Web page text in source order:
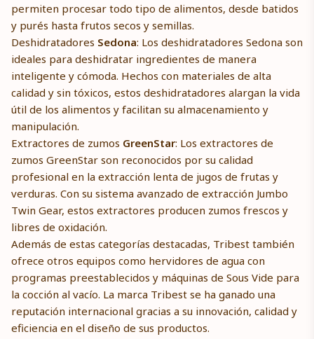
permiten procesar todo tipo de alimentos, desde batidos
y purés hasta frutos secos y semillas.
Deshidratadores Sedona: Los deshidratadores Sedona son
ideales para deshidratar ingredientes de manera
inteligente y cómoda. Hechos con materiales de alta
calidad y sin tóxicos, estos deshidratadores alargan la vida
útil de los alimentos y facilitan su almacenamiento y
manipulación.
Extractores de zumos GreenStar: Los extractores de
zumos GreenStar son reconocidos por su calidad
profesional en la extracción lenta de jugos de frutas y
verduras. Con su sistema avanzado de extracción Jumbo
Twin Gear, estos extractores producen zumos frescos y
libres de oxidación.
Además de estas categorías destacadas, Tribest también
ofrece otros equipos como hervidores de agua con
programas preestablecidos y máquinas de Sous Vide para
la cocción al vacío. La marca Tribest se ha ganado una
reputación internacional gracias a su innovación, calidad y
eficiencia en el diseño de sus productos.